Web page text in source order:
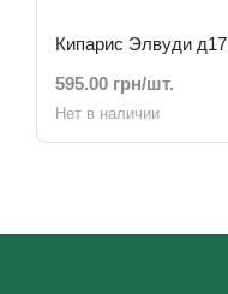
Кипарис Элвуди д17
595.00 грн/шт.
Нет в наличии